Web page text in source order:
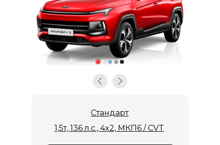
Стандарт
1,5т, 136 л.с., 4x2, МКП6 / CVT